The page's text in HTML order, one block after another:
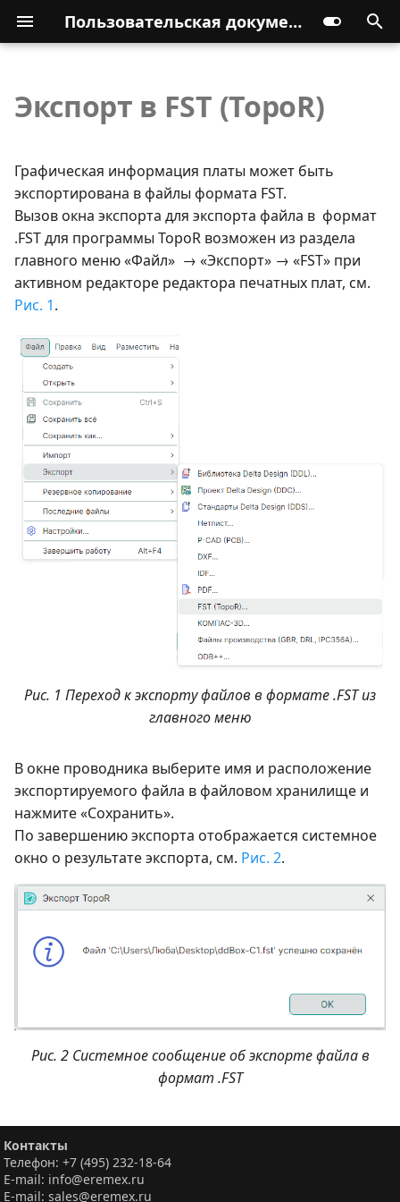
Пользовательская документация
Экспорт в FST (TopoR)
Графическая информация платы может быть
экспортирована в файлы формата FST.
Вызов окна экспорта для экспорта файла в формат
.FST для программы TopoR возможен из раздела
главного меню «Файл» → «Экспорт» → «FST» при
активном редакторе редактора печатных плат, см.
Рис. 1.
Рис. 1 Переход к экспорту файлов в формате .FST из
главного меню
В окне проводника выберите имя и расположение
экспортируемого файла в файловом хранилище и
нажмите «Сохранить».
По завершению экспорта отображается системное
окно о результате экспорта, см. Рис. 2.
Рис. 2 Системное сообщение об экспорте файла в
формат .FST
Контакты
Телефон: +7 (495) 232-18-64
E-mail: info@eremex.ru
E-mail: sales@eremex.ru